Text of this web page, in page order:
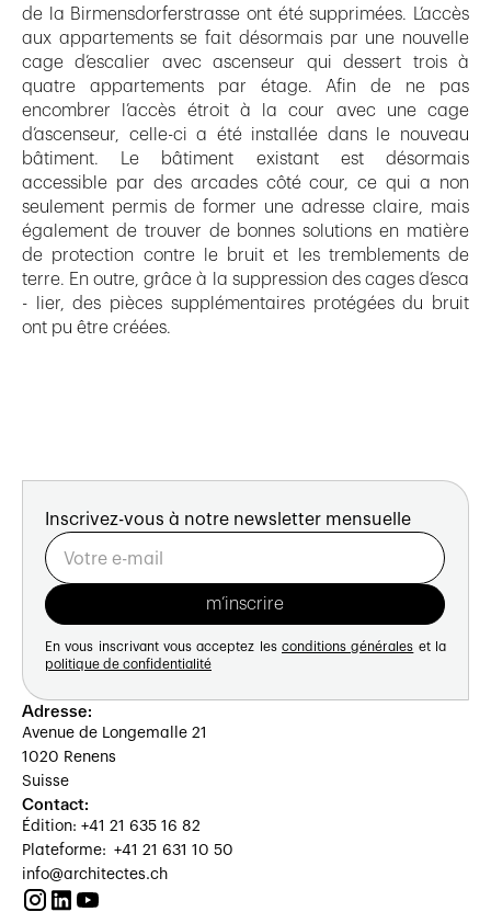
de la Birmensdorferstrasse ont été supprimées. L’accès
aux appartements se fait désormais par une nouvelle
cage d’escalier avec ascenseur qui dessert trois à
quatre appartements par étage. Afin de ne pas
encombrer l’accès étroit à la cour avec une cage
d’ascenseur, celle-ci a été installée dans le nouveau
bâtiment. Le bâtiment existant est désormais
accessible par des arcades côté cour, ce qui a non
seulement permis de former une adresse claire, mais
également de trouver de bonnes solutions en matière
de protection contre le bruit et les tremblements de
terre. En outre, grâce à la suppression des cages d’esca
- lier, des pièces supplémentaires protégées du bruit
ont pu être créées.
Inscrivez-vous à notre newsletter mensuelle
En vous inscrivant vous acceptez les conditions générales et la
politique de confidentialité
Adresse:
Avenue de Longemalle 21
1020 Renens
Suisse
Contact:
Édition: +41 21 635 16 82
Plateforme: +41 21 631 10 50
info@architectes.ch